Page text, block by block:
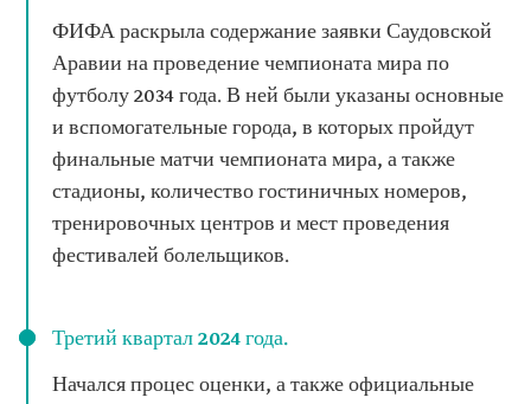
ФИФА раскрыла содержание заявки Саудовской
Аравии на проведение чемпионата мира по
футболу 2034 года. В ней были указаны основные
и вспомогательные города, в которых пройдут
финальные матчи чемпионата мира, а также
стадионы, количество гостиничных номеров,
тренировочных центров и мест проведения
фестивалей болельщиков.
Третий квартал 2024 года.
Начался процес оценки, а также официальные